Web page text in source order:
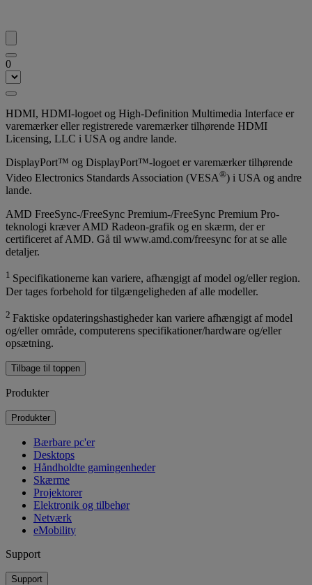
0
HDMI, HDMI-logoet og High-Definition Multimedia Interface er
varemærker eller registrerede varemærker tilhørende HDMI
Licensing, LLC i USA og andre lande.
DisplayPort™ og DisplayPort™-logoet er varemærker tilhørende
Video Electronics Standards Association (VESA®) i USA og andre
lande.
AMD FreeSync-/FreeSync Premium-/FreeSync Premium Pro-
teknologi kræver AMD Radeon-grafik og en skærm, der er
certificeret af AMD. Gå til www.amd.com/freesync for at se alle
detaljer.
1 Specifikationerne kan variere, afhængigt af model og/eller region.
Der tages forbehold for tilgængeligheden af alle modeller.
2 Faktiske opdateringshastigheder kan variere afhængigt af model
og/eller område, computerens specifikationer/hardware og/eller
opsætning.
Tilbage til toppen
Produkter
Produkter
Bærbare pc'er
Desktops
Håndholdte gamingenheder
Skærme
Projektorer
Elektronik og tilbehør
Netværk
eMobility
Support
Support